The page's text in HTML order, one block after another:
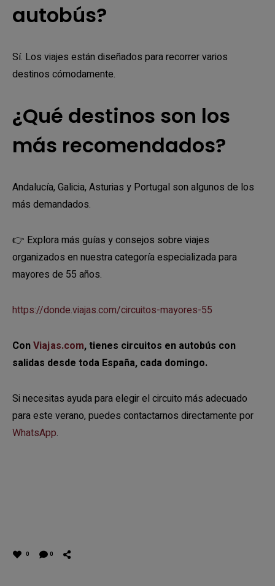
autobús?
Sí. Los viajes están diseñados para recorrer varios
destinos cómodamente.
¿Qué destinos son los
más recomendados?
Andalucía, Galicia, Asturias y Portugal son algunos de los
más demandados.
👉 Explora más guías y consejos sobre viajes
organizados en nuestra categoría especializada para
mayores de 55 años.
https://donde.viajas.com/circuitos-mayores-55
ConViajas.com, tienes circuitos en autobús con
salidas desde toda España, cada domingo.
Si necesitas ayuda para elegir el circuito más adecuado
para este verano, puedes contactarnos directamente por
WhatsApp.
0 0